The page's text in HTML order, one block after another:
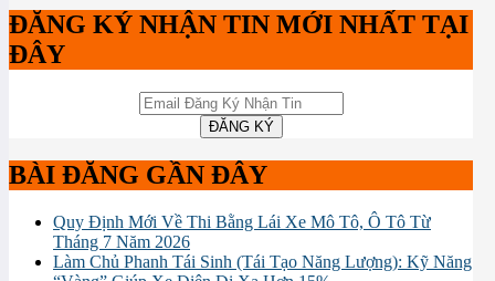
ĐĂNG KÝ NHẬN TIN MỚI NHẤT TẠI
ĐÂY
BÀI ĐĂNG GẦN ĐÂY
Quy Định Mới Về Thi Bằng Lái Xe Mô Tô, Ô Tô Từ
Tháng 7 Năm 2026
Làm Chủ Phanh Tái Sinh (Tái Tạo Năng Lượng): Kỹ Năng